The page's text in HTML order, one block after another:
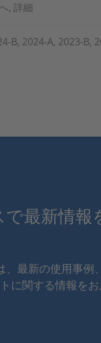
, 詳細
B, 2024-A, 2023-B,
最新情報
、最新の使用事例
に関する情報を